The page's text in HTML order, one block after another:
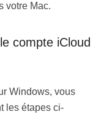
votre Mac.
compte iCloud
Windows, vous
les étapes ci-